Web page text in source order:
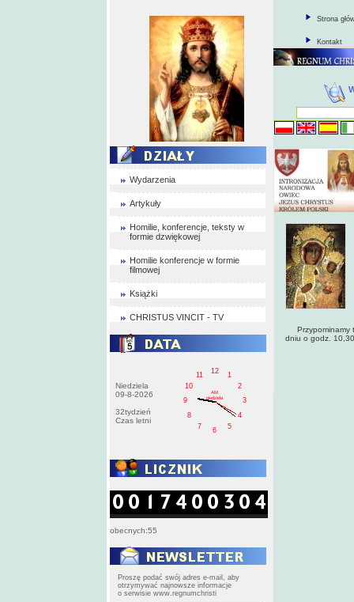
Wydarzenia
Artykuły
Homilie, konferencje, teksty w
formie dzwiękowej
Homilie konferencje w formie
filmowej
Książki
CHRISTUS VINCIT - TV
Niedziela
09-8-2026
32tydzień
Czas letni
1
2
3
4
5
6
7
8
9
10
11
12
AM
niedziela
obecnych:55
Proszę podać swój adres e-mail, aby
otrzymywać najnowsze informacje
o serwisie www.regnumchristi
Strona
Kontakt
Przypominamy
dniu o godz.